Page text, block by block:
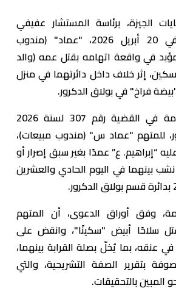
الجيزة، برئاسة المستشار عفيفي
محمود المنوفي، في 20 أبريل 2026، "عماد" (مندوب
في واقعة اتهامه بقتل عمه (والد
إثر خلاف داخل دائرتهما في منزل
فراخ" في بولاق الدكرور.
ووجهت النيابة العامة في القضية رقم 307 لسنة 2026
للمتهم "عماد س" (مندوب مبيعات)،
“إبراهيم. ع” عمدًا بغير سبق إصرار أو
بينهما في اليوم الحادي والعشرين
وفق أوراق الدعوى، أن المتهم
سلاحًا أبيض "سكينًا"، وانقض على
عنقه، بما يُخلّ بصلة القرابة بينهما،
بتقرير الصفة التشريحية، والتي
المبين بالتحقيقات.